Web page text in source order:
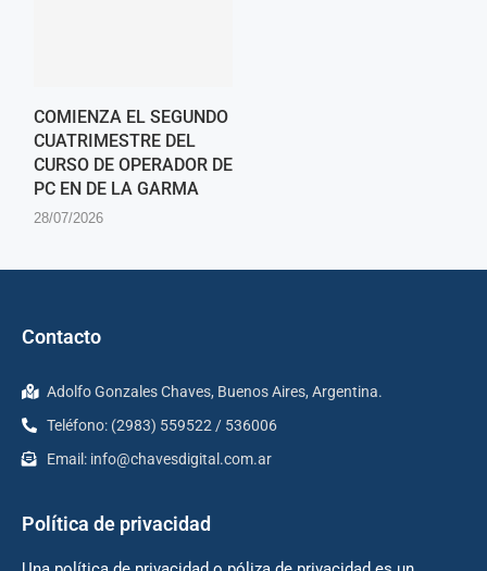
COMIENZA EL SEGUNDO
CUATRIMESTRE DEL
CURSO DE OPERADOR DE
PC EN DE LA GARMA
28/07/2026
Contacto
Adolfo Gonzales Chaves, Buenos Aires, Argentina.
Teléfono: (2983) 559522 / 536006
Email: info@chavesdigital.com.ar
Política de privacidad